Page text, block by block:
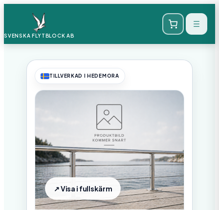
SVENSKA FLYTBLOCK AB
TILLVERKAD I HEDEMORA